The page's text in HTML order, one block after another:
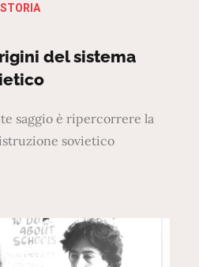
STORIA
del sistema
saggio è ripercorrere la
sovietico